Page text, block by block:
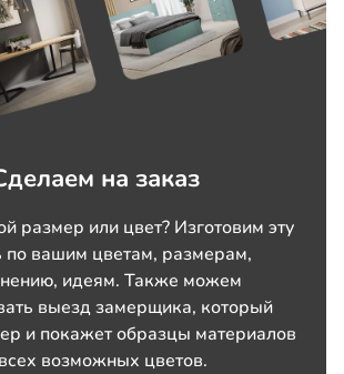
на заказ
размер или цвет? Изготовим эту
по вашим цветам, размерам,
идеям. Также можем
выезд замерщика, который
и покажет образцы материалов
возможных цветов.